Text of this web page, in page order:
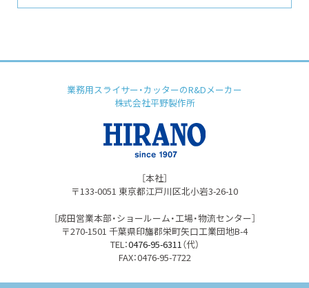
業務用スライサー・カッターのR&Dメーカー
株式会社平野製作所
［本社］
〒133-0051 東京都江⼾川区北⼩岩3-26-10
［成⽥営業本部・ショールーム・⼯場・物流センター］
〒270-1501 千葉県印旛郡栄町⽮⼝⼯業団地B-4
TEL：0476-95-6311 （代）
FAX：0476-95-7722